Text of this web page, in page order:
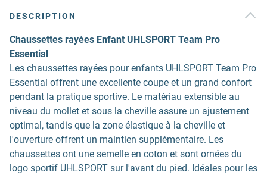
DESCRIPTION
Chaussettes rayées Enfant UHLSPORT Team Pro
Essential
Les chaussettes rayées pour enfants UHLSPORT Team Pro
Essential offrent une excellente coupe et un grand confort
pendant la pratique sportive. Le matériau extensible au
niveau du mollet et sous la cheville assure un ajustement
optimal, tandis que la zone élastique à la cheville et
l'ouverture offrent un maintien supplémentaire. Les
chaussettes ont une semelle en coton et sont ornées du
logo sportif UHLSPORT sur l'avant du pied. Idéales pour les